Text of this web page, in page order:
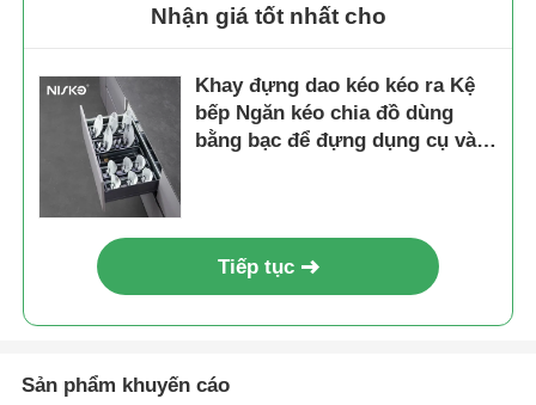
Tham quan nhà máy
Kiểm soát chất lượng
Liên hệ chúng tôi
Yêu cầu báo giá
Nhận giá tốt nhất cho
Khay đựng dao kéo kéo ra Kệ
bếp Ngăn kéo chia đồ dùng
bằng bạc để đựng dụng cụ và
Tiếp tục
Sản phẩm khuyến cáo